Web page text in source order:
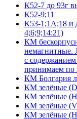
К52-7 до 93г
К52-9;11
К53-1;1А;18 и
4;6;9;14:21)
КМ
немагнитные.
с
принимаем по
КМ Болгария
КМ зелёные
КМ зелёные
КМ зелёные
КМ зелёные